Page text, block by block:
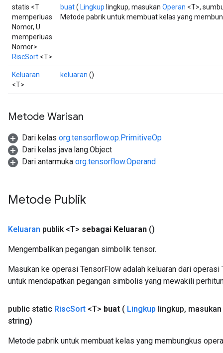
statis <T
memperluas
Nomor, U
memperluas
Nomor>
RiscSort <T>
buat( Lingkup lingkup, masukan Operan <T>,
Metode pabrik untuk membuat kelas yang
Keluaran
<T>
keluaran ()
Metode Warisan
Dari kelas org.tensorflow.op.PrimitiveOp
Dari kelas java.lang.Object
Dari antarmuka org.tensorflow.Operand
Metode Publik
Keluaran publik <T> sebagai Keluaran ()
Mengembalikan pegangan simbolik tensor.
Masukan ke operasi TensorFlow adalah keluaran dari
untuk mendapatkan pegangan simbolis yang mewakili
public static RiscSort <T> buat ( Lingkup lingkup, masukan
string)
Metode pabrik untuk membuat kelas yang membungkus